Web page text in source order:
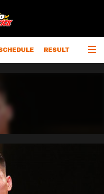
RESULT
OUTLINE